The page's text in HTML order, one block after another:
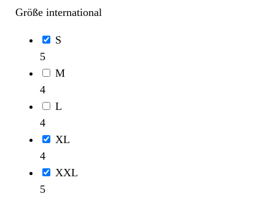
Größe international
S
5
M
4
L
4
XL
4
XXL
5